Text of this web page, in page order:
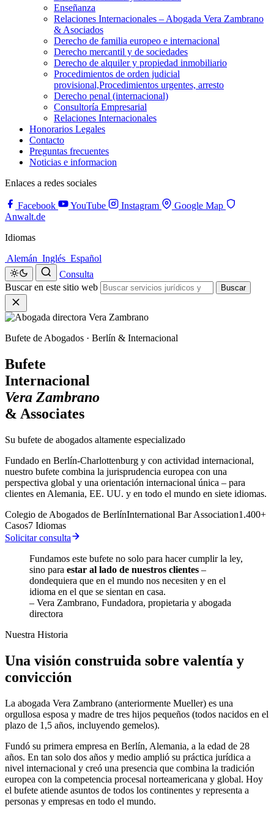
Enseñanza
Relaciones Internacionales – Abogada Vera Zambrano
& Asociados
Derecho de familia europeo e internacional
Derecho mercantil y de sociedades
Derecho de alquiler y propiedad inmobiliario
Procedimientos de orden judicial
provisional,Procedimientos urgentes, arresto
Derecho penal (internacional)
Consultoría Empresarial
Relaciones Internacionales
Honorarios Legales
Contacto
Preguntas frecuentes
Noticias e informacion
Enlaces a redes sociales
Facebook YouTube Instagram
Google Map
Anwalt.de
Idiomas
Alemán Inglés Español
Consulta
Buscar en este sitio web
Buscar
Bufete de Abogados · Berlín & Internacional
Bufete
Internacional
Vera Zambrano
& Associates
Su bufete de abogados altamente especializado
Fundado en Berlín-Charlottenburg y con actividad internacional,
nuestro bufete combina la jurisprudencia europea con una
perspectiva global y una orientación internacional única – para
clientes en Alemania, EE. UU. y en todo el mundo en siete idiomas.
Colegio de Abogados de BerlínInternational Bar Association1.400+
Casos7 Idiomas
Solicitar consulta
Fundamos este bufete no solo para hacer cumplir la ley,
sino para estar al lado de nuestros clientes –
dondequiera que en el mundo nos necesiten y en el
idioma en el que se sientan en casa.
– Vera Zambrano, Fundadora, propietaria y abogada
directora
Nuestra Historia
Una visión construida sobre valentía y
convicción
La abogada Vera Zambrano (anteriormente Mueller) es una
orgullosa esposa y madre de tres hijos pequeños (todos nacidos en el
plazo de 1,5 años, incluyendo gemelos).
Fundó su primera empresa en Berlín, Alemania, a la edad de 28
años. En tan solo dos años y medio amplió su práctica jurídica a
nivel internacional y creó una presencia que combina la tradición
europea con la competencia procesal norteamericana y global. Hoy
el bufete atiende asuntos de todos los continentes y representa a
personas y empresas en todo el mundo.